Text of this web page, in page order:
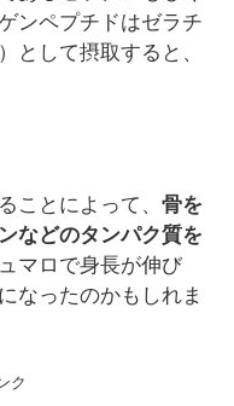
ンペプチドはゼラチ
として摂取すると、
ことによって、骨を
などのタンパク質を
マロで身長が伸び
なったのかもしれま
ク